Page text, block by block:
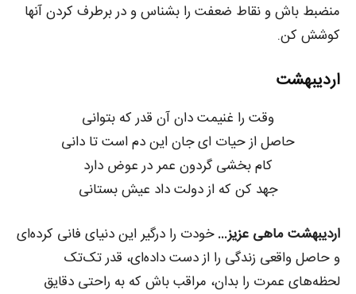
منضبط باش و نقاط ضعفت را بشناس و در برطرف کردن آنها
کوشش کن.
اردیبهشت
وقت را غنیمت دان آن قدر که بتوانی
حاصل از حیات ای جان این دم است تا دانی
کام بخشی گردون عمر در عوض دارد
جهد کن که از دولت داد عیش بستانی
اردیبهشت ماهی عزیز…خودت را درگیر این دنیای فانی کرده‌ای
و حاصل واقعی زندگی را از دست داده‌ای، قدر تک‌تک
لحظه‌های عمرت را بدان، مراقب باش که به راحتی دقایق